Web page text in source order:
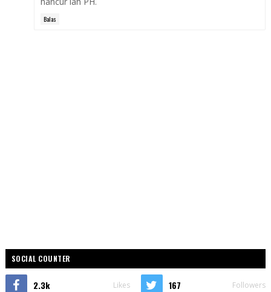
Balas
SOCIAL COUNTER
2.3k Likes 167 Followers